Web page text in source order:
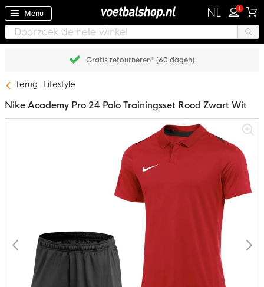
Menu NL 1
Gratis retourneren* (60 dagen)
Terug Lifestyle
Nike Academy Pro 24 Polo Trainingsset Rood Zwart Wit